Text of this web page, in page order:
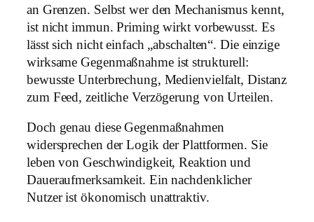
an Grenzen. Selbst wer den Mechanismus kennt,
ist nicht immun. Priming wirkt vorbewusst. Es
lässt sich nicht einfach „abschalten“. Die einzige
wirksame Gegenmaßnahme ist strukturell:
bewusste Unterbrechung, Medienvielfalt, Distanz
zum Feed, zeitliche Verzögerung von Urteilen.
Doch genau diese Gegenmaßnahmen
widersprechen der Logik der Plattformen. Sie
leben von Geschwindigkeit, Reaktion und
Daueraufmerksamkeit. Ein nachdenklicher
Nutzer ist ökonomisch unattraktiv.